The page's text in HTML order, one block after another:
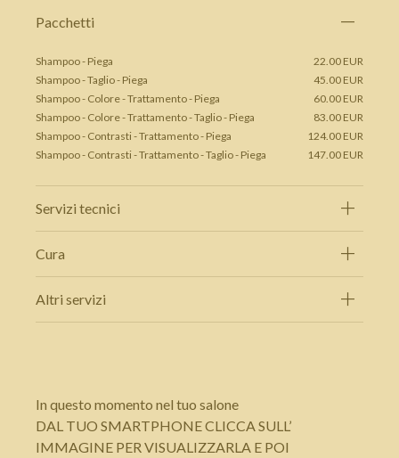
Pacchetti
Shampoo - Piega
22.00 EUR
Shampoo - Taglio - Piega
45.00 EUR
Shampoo - Colore - Trattamento - Piega
60.00 EUR
Shampoo - Colore - Trattamento - Taglio - Piega
83.00 EUR
Shampoo - Contrasti - Trattamento - Piega
124.00 EUR
Shampoo - Contrasti - Trattamento - Taglio - Piega
147.00 EUR
Servizi tecnici
Cura
Altri servizi
In questo momento nel tuo salone
DAL TUO SMARTPHONE CLICCA SULL’
IMMAGINE PER VISUALIZZARLA E POI